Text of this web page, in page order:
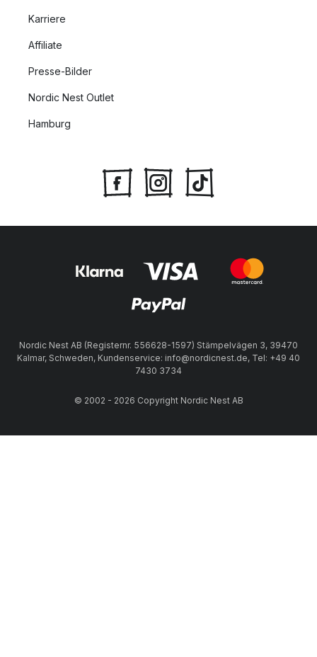
Karriere
Affiliate
Presse-Bilder
Nordic Nest Outlet
Hamburg
Nordic Nest AB (Registernr. 556628-1597) Stämpelvägen 3, 39470
Kalmar, Schweden, Kundenservice: info@nordicnest.de, Tel: +49 40
7430 3734
© 2002 - 2026 Copyright Nordic Nest AB